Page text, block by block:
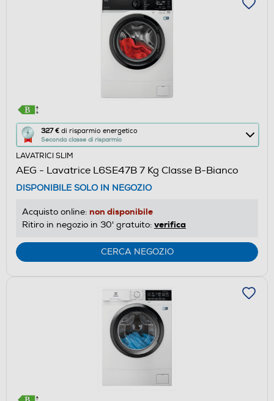
327 € di risparmio energetico
Seconda classe di risparmio
Questa
azione
aprirà
il
Calcolatore
risparmio
di
Youreko.
LAVATRICI SLIM
AEG - Lavatrice L6SE47B 7 Kg Classe B-Bianco
DISPONIBILE SOLO IN NEGOZIO
Acquisto online: non disponibile
Ritiro in negozio in 30' gratuito: verifica
CERCA NEGOZIO